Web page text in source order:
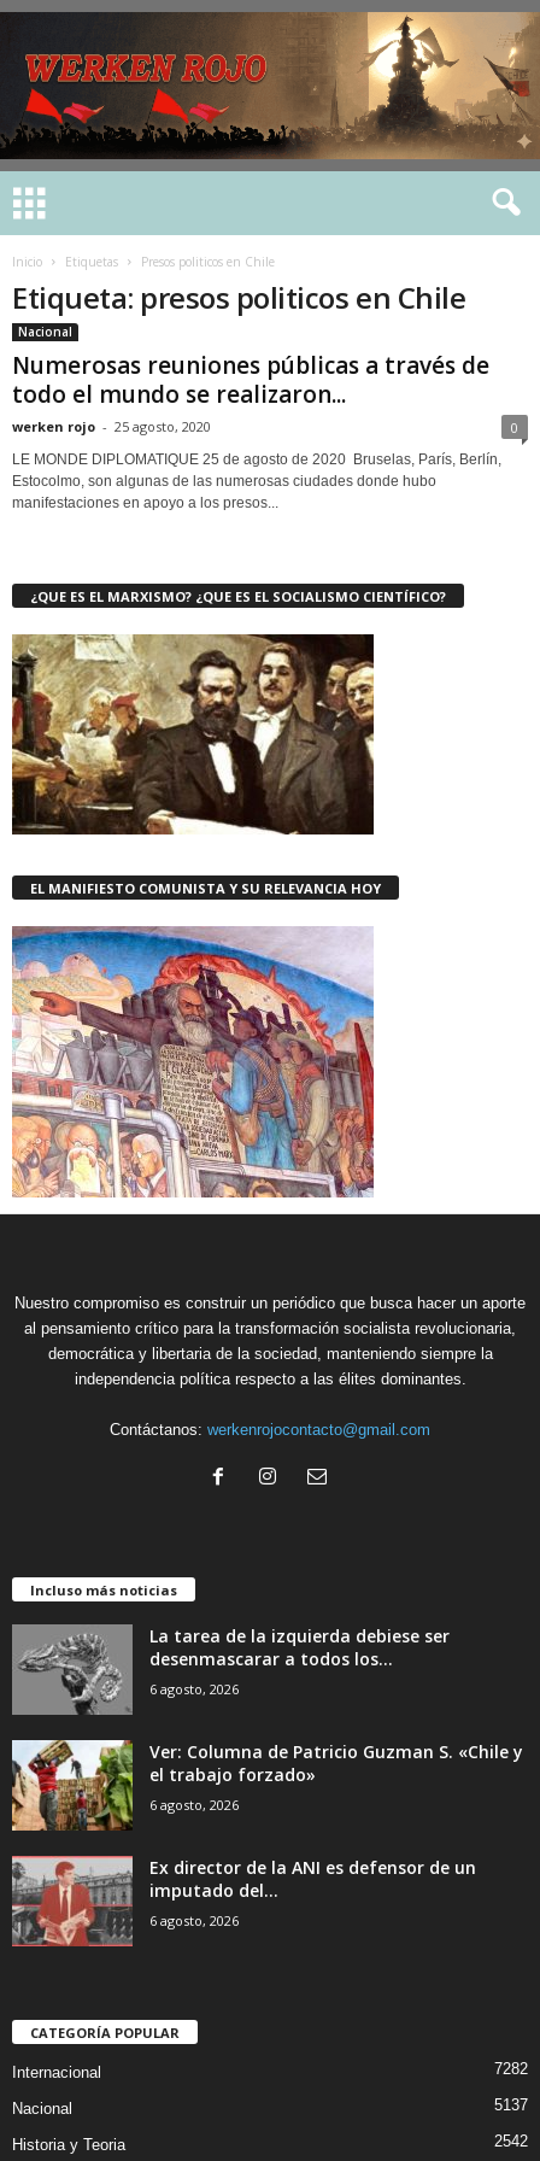
Inicio Etiquetas Presos politicos en Chile
Etiqueta: presos politicos en Chile
Nacional
Numerosas reuniones públicas a través de
todo el mundo se realizaron...
werken rojo - 25 agosto, 2020 0
LE MONDE DIPLOMATIQUE 25 de agosto de 2020 Bruselas, París, Berlín,
Estocolmo, son algunas de las numerosas ciudades donde hubo
manifestaciones en apoyo a los presos...
¿QUE ES EL MARXISMO? ¿QUE ES EL SOCIALISMO CIENTÍFICO?
EL MANIFIESTO COMUNISTA Y SU RELEVANCIA HOY
Nuestro compromiso es construir un periódico que busca hacer un aporte
al pensamiento crítico para la transformación socialista revolucionaria,
democrática y libertaria de la sociedad, manteniendo siempre la
independencia política respecto a las élites dominantes.
Contáctanos: werkenrojocontacto@gmail.com
Incluso más noticias
La tarea de la izquierda debiese ser
desenmascarar a todos los...
6 agosto, 2026
Ver: Columna de Patricio Guzman S. «Chile y
el trabajo forzado»
6 agosto, 2026
Ex director de la ANI es defensor de un
imputado del...
6 agosto, 2026
CATEGORÍA POPULAR
Internacional 7282
Nacional 5137
Historia y Teoria 2542